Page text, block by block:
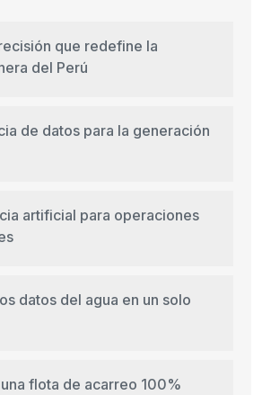
que redefine la
del Perú
de datos para la generación
artificial para operaciones
datos del agua en un solo
flota de acarreo 100%